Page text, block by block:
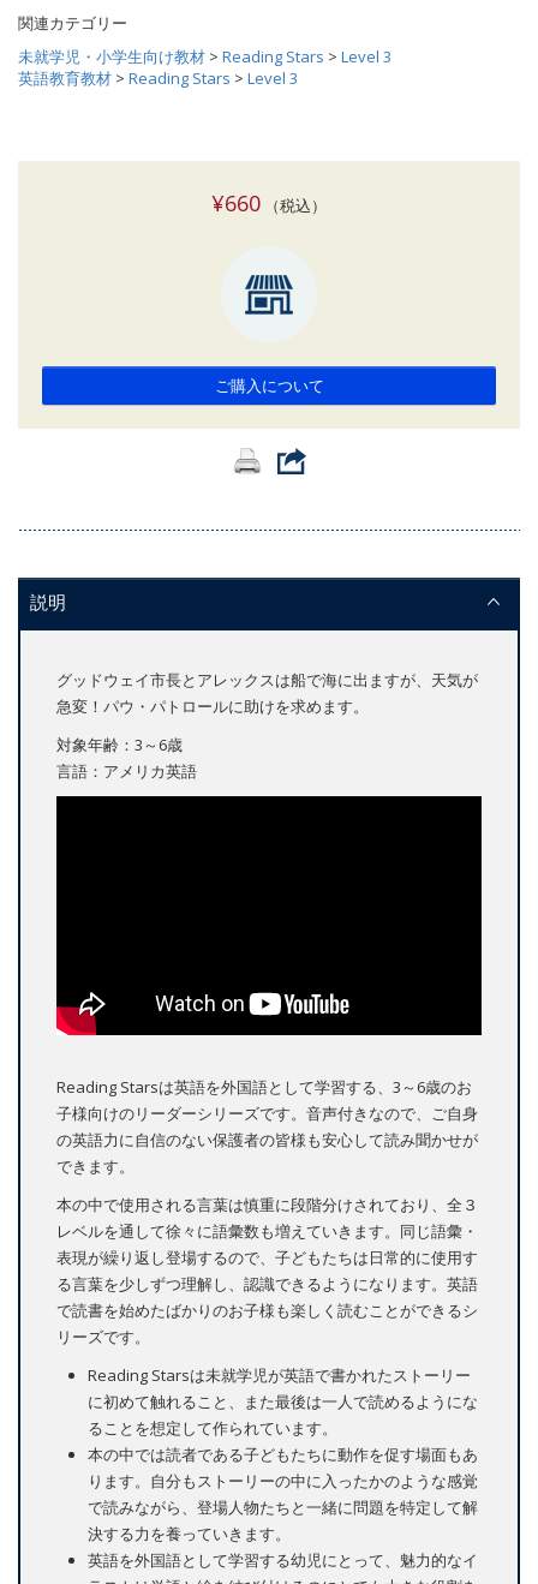
関連カテゴリー
未就学児・小学生向け教材 > Reading Stars > Level 3
英語教育教材 > Reading Stars > Level 3
¥660 （税込）
ご購入について
説明
グッドウェイ市長とアレックスは船で海に出ますが、天気が
急変！パウ・パトロールに助けを求めます。
対象年齢：3～6歳
言語：アメリカ英語
Reading Starsは英語を外国語として学習する、3～6歳のお
子様向けのリーダーシリーズです。音声付きなので、ご自身
の英語力に自信のない保護者の皆様も安心して読み聞かせが
できます。
本の中で使用される言葉は慎重に段階分けされており、全３
レベルを通して徐々に語彙数も増えていきます。同じ語彙・
表現が繰り返し登場するので、子どもたちは日常的に使用す
る言葉を少しずつ理解し、認識できるようになります。英語
で読書を始めたばかりのお子様も楽しく読むことができるシ
リーズです。
Reading Starsは未就学児が英語で書かれたストーリー
に初めて触れること、また最後は一人で読めるようにな
ることを想定して作られています。
本の中では読者である子どもたちに動作を促す場面もあ
ります。自分もストーリーの中に入ったかのような感覚
で読みながら、登場人物たちと一緒に問題を特定して解
決する力を養っていきます。
英語を外国語として学習する幼児にとって、魅力的なイ